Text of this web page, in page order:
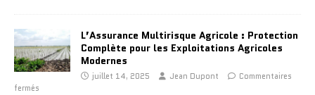
L’Assurance Multirisque Agricole : Protection
Complète pour les Exploitations Agricoles
Modernes
juillet 14, 2025 Jean Dupont
Commentaires
fermés